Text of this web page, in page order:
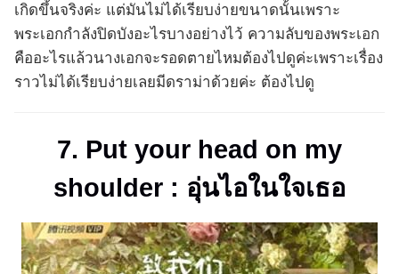
เกิดขึ้นจริงค่ะ แต่มันไม่ได้เรียบง่ายขนาดนั้นเพราะ
พระเอกกำลังปิดบังอะไรบางอย่างไว้ ความลับของพระเอก
คืออะไรแล้วนางเอกจะรอดตายไหมต้องไปดูค่ะเพราะเรื่อง
ราวไม่ได้เรียบง่ายเลยมีดราม่าด้วยค่ะ ต้องไปดู
7. Put your head on my
shoulder : อุ่นไอในใจเธอ